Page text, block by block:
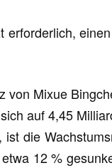
erforderlich,
von Mixue
auf 4,45
die
12 %